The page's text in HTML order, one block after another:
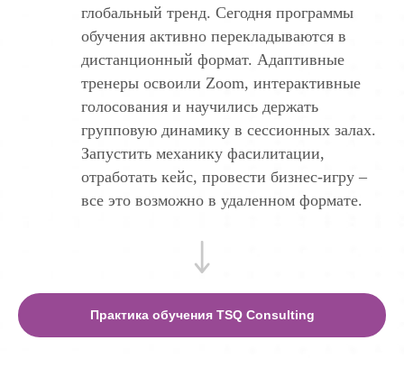
глобальный тренд. Сегодня программы
обучения активно перекладываются в
дистанционный формат. Адаптивные
тренеры освоили Zoom, интерактивные
голосования и научились держать
групповую динамику в сессионных залах.
Запустить механику фасилитации,
отработать кейс, провести бизнес-игру –
все это возможно в удаленном формате.
Практика обучения TSQ Consulting